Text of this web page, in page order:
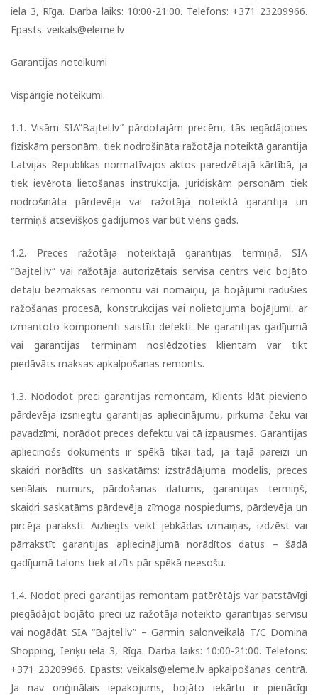
iela 3, Rīga. Darba laiks: 10:00-21:00. Telefons: +371 23209966.
Epasts: veikals@eleme.lv
Garantijas noteikumi
Vispārīgie noteikumi.
1.1. Visām SIA”Bajtel.lv” pārdotajām precēm, tās iegādājoties
fiziskām personām, tiek nodrošināta ražotāja noteiktā garantija
Latvijas Republikas normatīvajos aktos paredzētajā kārtībā, ja
tiek ievērota lietošanas instrukcija. Juridiskām personām tiek
nodrošināta pārdevēja vai ražotāja noteiktā garantija un
termiņš atsevišķos gadījumos var būt viens gads.
1.2. Preces ražotāja noteiktajā garantijas termiņā, SIA
“Bajtel.lv” vai ražotāja autorizētais servisa centrs veic bojāto
detaļu bezmaksas remontu vai nomaiņu, ja bojājumi radušies
ražošanas procesā, konstrukcijas vai nolietojuma bojājumi, ar
izmantoto komponenti saistīti defekti. Ne garantijas gadījumā
vai garantijas termiņam noslēdzoties klientam var tikt
piedāvāts maksas apkalpošanas remonts.
1.3. Nododot preci garantijas remontam, Klients klāt pievieno
pārdevēja izsniegtu garantijas apliecinājumu, pirkuma čeku vai
pavadzīmi, norādot preces defektu vai tā izpausmes. Garantijas
apliecinošs dokuments ir spēkā tikai tad, ja tajā pareizi un
skaidri norādīts un saskatāms: izstrādājuma modelis, preces
seriālais numurs, pārdošanas datums, garantijas termiņš,
skaidri saskatāms pārdevēja zīmoga nospiedums, pārdevēja un
pircēja paraksti. Aizliegts veikt jebkādas izmaiņas, izdzēst vai
pārrakstīt garantijas apliecinājumā norādītos datus – šādā
gadījumā talons tiek atzīts pār spēkā neesošu.
1.4. Nodot preci garantijas remontam patērētājs var patstāvīgi
piegādājot bojāto preci uz ražotāja noteikto garantijas servisu
vai nogādāt SIA “Bajtel.lv” – Garmin salonveikalā T/C Domina
Shopping, Ieriķu iela 3, Rīga. Darba laiks: 10:00-21:00. Telefons:
+371 23209966. Epasts: veikals@eleme.lvapkalpošanas centrā.
Ja nav oriģinālais iepakojums, bojāto iekārtu ir pienācīgi